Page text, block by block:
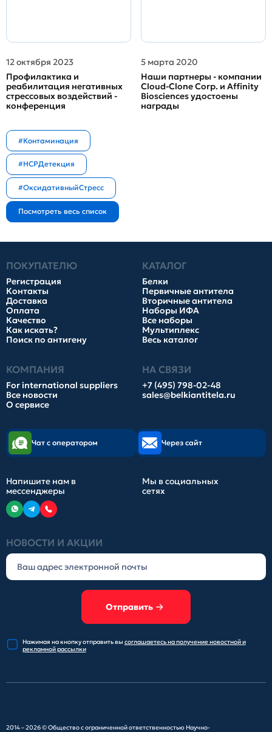
12 октября 2023
Профилактика и
реабилитация негативных
стрессовых воздействий -
конференция
5 марта 2020
Наши партнеры - компании
Cloud-Clone Corp. и Affinity
Biosciences удостоены
награды
#Контаминация
#HCPДетекция
#ОксидативныйСтресс
ПОКУПАТЕЛЮ
Регистрация
Контакты
Доставка
Оплата
Качество
Как искать?
Поиск по антигену
КАТАЛОГ
Белки
Первичные антитела
Вторичные антитела
Наборы ИФА
Все наборы
Мультиплекс
Весь каталог
КОМПАНИЯ
For international suppliers
Все новости
О сервисе
НА СВЯЗИ
+7 (495) 798-02-48
sales@belkiantitela.ru
НОВОСТИ И АКЦИИ
Отправить
Нажимая на кнопку отправитьвы соглашаетесь на получениеновостной и
рекламной рассылки
Чат с оператором Через сайт
Напишите нам в
мессенджеры
Мы в социальных
сетях
2014 – 2026 ©Общество с ограниченной ответственностью Научно-